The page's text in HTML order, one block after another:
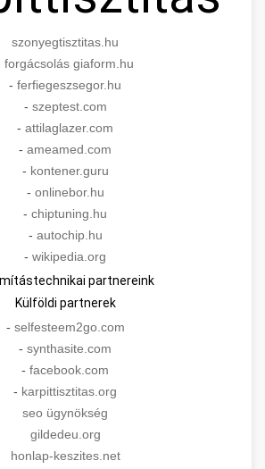
szonyegtisztitas.hu
forgácsolás giaform.hu
- ferfiegeszsegor.hu
- szeptest.com
- attilaglazer.com
- ameamed.com
- kontener.guru
- onlinebor.hu
- chiptuning.hu
- autochip.hu
- wikipedia.org
partnereink
Külföldi partnerek
- selfesteem2go.com
- synthasite.com
- facebook.com
- karpittisztitas.org
seo ügynökség
gildedeu.org
honlap-keszites.net